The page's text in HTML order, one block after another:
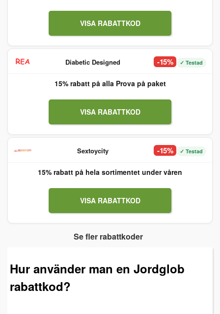
VISA RABATTKOD
Diabetic Designed -15% ✓ Testad
15% rabatt på alla Prova på paket
VISA RABATTKOD
Sextoycity -15% ✓ Testad
15% rabatt på hela sortimentet under våren
VISA RABATTKOD
Se fler rabattkoder
Hur använder man en Jordglob
rabattkod?